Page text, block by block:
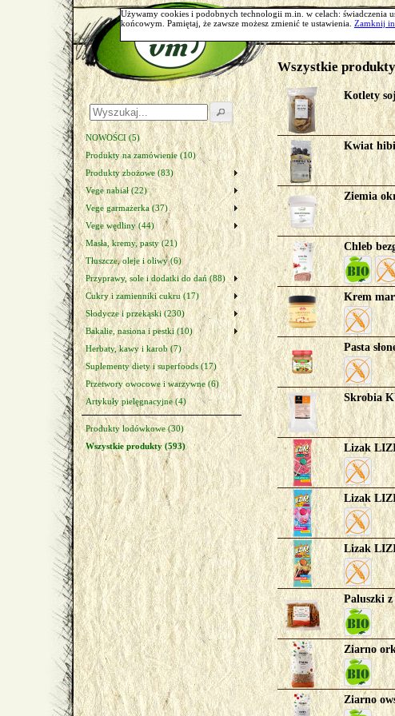
Start
Wszystkie produkty
Kotlety
Kwiat
Ziemia
Chleb
Krem
Pasta
Skrobia
Lizak
Lizak
Lizak
Paluszki z
Ziarno
Ziarno
NOWOŚCI (5)
Produkty na zamówienie (10)
Produkty zbożowe (83)
Vege nabiał (22)
Vege garmażerka (37)
Vege wędliny (44)
Masła, kremy, pasty (21)
Tłuszcze, oleje i oliwy (6)
Przyprawy, sole i dodatki do dań (88)
Cukry i zamienniki cukru (17)
Słodycze i przekąski (230)
Bakalie, nasiona i pestki (10)
Herbaty, kawy i karob (7)
Suplementy diety i superfoods (17)
Przetwory owocowe i warzywne (6)
Artykuły pielęgnacyjne (4)
Produkty lodówkowe (30)
Wszystkie produkty (593)
Używamy cookies i podobnych technologii m.in. w celach: świadczenia
końcowym. Pamiętaj, że zawsze możesz zmienić te ustawienia. Zamknij